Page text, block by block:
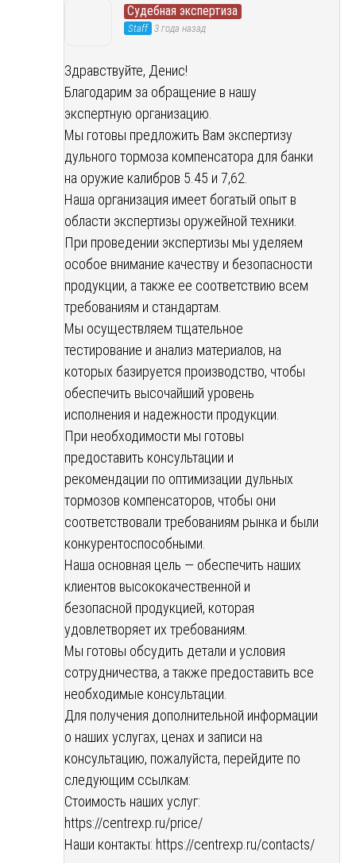
Судебная экспертиза
Staff 3 года назад
Здравствуйте, Денис!
Благодарим за обращение в нашу
экспертную организацию.
Мы готовы предложить Вам экспертизу
дульного тормоза компенсатора для банки
на оружие калибров 5.45 и 7,62.
Наша организация имеет богатый опыт в
области экспертизы оружейной техники.
При проведении экспертизы мы уделяем
особое внимание качеству и безопасности
продукции, а также ее соответствию всем
требованиям и стандартам.
Мы осуществляем тщательное
тестирование и анализ материалов, на
которых базируется производство, чтобы
обеспечить высочайший уровень
исполнения и надежности продукции.
При необходимости мы готовы
предоставить консультации и
рекомендации по оптимизации дульных
тормозов компенсаторов, чтобы они
соответствовали требованиям рынка и были
конкурентоспособными.
Наша основная цель — обеспечить наших
клиентов высококачественной и
безопасной продукцией, которая
удовлетворяет их требованиям.
Мы готовы обсудить детали и условия
сотрудничества, а также предоставить все
необходимые консультации.
Для получения дополнительной информации
о наших услугах, ценах и записи на
консультацию, пожалуйста, перейдите по
следующим ссылкам:
Стоимость наших услуг:
https://centrexp.ru/price/
Наши контакты: https://centrexp.ru/contacts/